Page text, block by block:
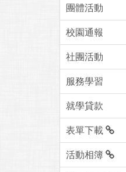
團體活動
校園通報
社團活動
服務學習
就學貸款
表單下載
活動相簿